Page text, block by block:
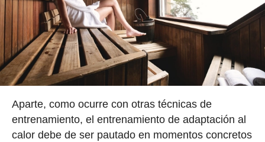
Aparte, como ocurre con otras técnicas de
entrenamiento, el entrenamiento de adaptación al
calor debe de ser pautado en momentos concretos